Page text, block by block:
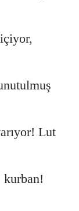
Lut
kurban!